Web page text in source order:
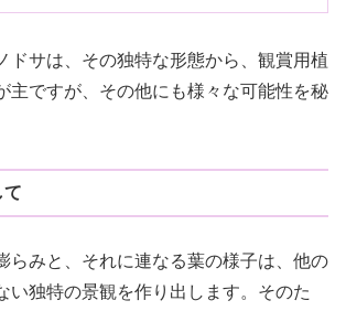
ドサは、その独特な形態から、観賞用植
主ですが、その他にも様々な可能性を秘
て
らみと、それに連なる葉の様子は、他の
い独特の景観を作り出します。そのた